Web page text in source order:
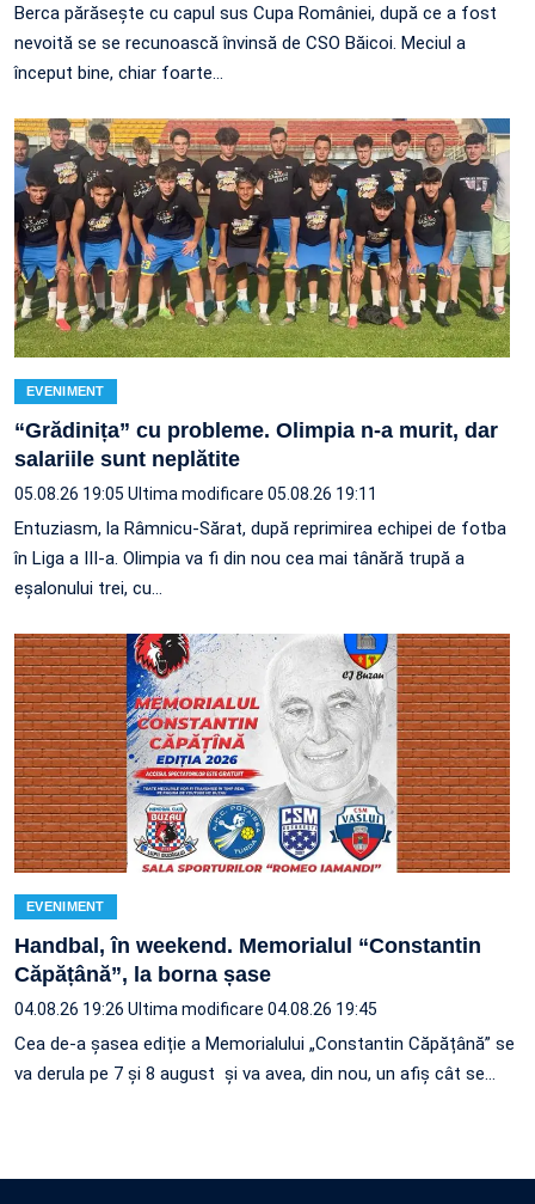
Berca părăsește cu capul sus Cupa României, după ce a fost
nevoită se se recunoască învinsă de CSO Băicoi. Meciul a
început bine, chiar foarte…
EVENIMENT
“Grădinița” cu probleme. Olimpia n-a murit, dar
salariile sunt neplătite
05.08.26 19:05 Ultima modificare 05.08.26 19:11
Entuziasm, la Râmnicu-Sărat, după reprimirea echipei de fotba
în Liga a III-a. Olimpia va fi din nou cea mai tânără trupă a
eșalonului trei, cu…
EVENIMENT
Handbal, în weekend. Memorialul “Constantin
Căpățână”, la borna șase
04.08.26 19:26 Ultima modificare 04.08.26 19:45
Cea de-a șasea ediție a Memorialului „Constantin Căpățână” se
va derula pe 7 și 8 august și va avea, din nou, un afiș cât se…